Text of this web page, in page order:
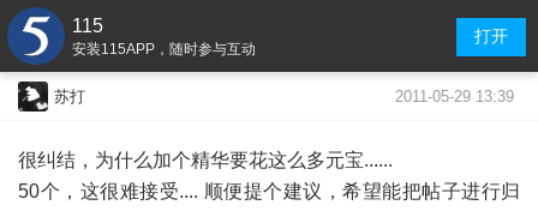
115
安装115APP，随时参与互动
打开
苏打 2011-05-29 13:39
很纠结，为什么加个精华要花这么多元宝......
50个，这很难接受.... 顺便提个建议，希望能把帖子进行归